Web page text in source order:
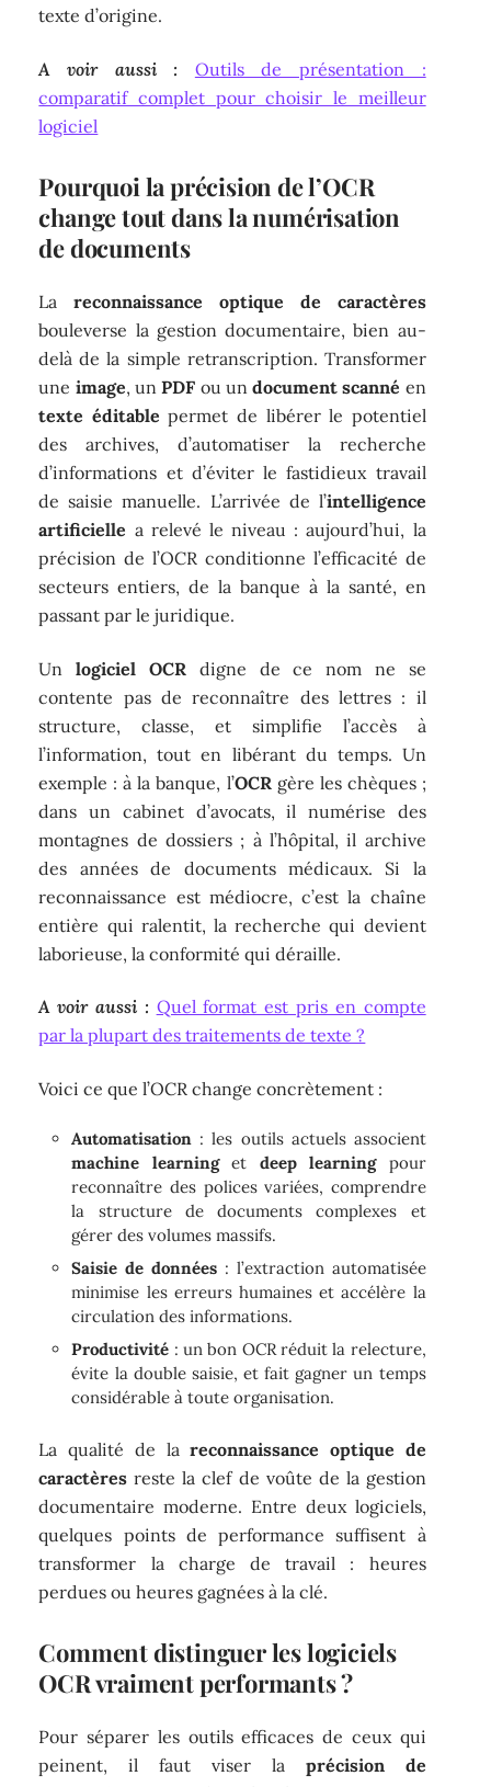
texte d’origine.
A voir aussi :
Outils de présentation :
comparatif complet pour choisir le meilleur
logiciel
Pourquoi la précision de l’OCR
change tout dans la numérisation
de documents
Lareconnaissance optique de caractères
bouleverse la gestion documentaire, bien au-
delà de la simple retranscription. Transformer
une image, unPDF ou undocument scanné en
texte éditable permet de libérer le potentiel
des archives, d’automatiser la recherche
d’informations et d’éviter le fastidieux travail
de saisie manuelle. L’arrivée de l’intelligence
artificielle a relevé le niveau : aujourd’hui, la
précision de l’OCR conditionne l’efficacité de
secteurs entiers, de la banque à la santé, en
passant par le juridique.
Unlogiciel OCRdigne de ce nom ne se
contente pas de reconnaître des lettres : il
structure, classe, et simplifie l’accès à
l’information, tout en libérant du temps. Un
exemple : à la banque, l’OCRgère les chèques ;
dans un cabinet d’avocats, il numérise des
montagnes de dossiers ; à l’hôpital, il archive
des années de documents médicaux. Si la
reconnaissance est médiocre, c’est la chaîne
entière qui ralentit, la recherche qui devient
laborieuse, la conformité qui déraille.
A voir aussi : Quel format est pris en compte
par la plupart des traitements de texte ?
Voici ce que l’OCR change concrètement :
Automatisation : les outils actuels associent
machine learninget deep learningpour
reconnaître des polices variées, comprendre
la structure de documents complexes et
gérer des volumes massifs.
Saisie de données : l’extraction automatisée
minimise les erreurs humaines et accélère la
circulation des informations.
Productivité : un bon OCR réduit la relecture,
évite la double saisie, et fait gagner un temps
considérable à toute organisation.
La qualité de lareconnaissance optique de
caractères reste la clef de voûte de la gestion
documentaire moderne. Entre deux logiciels,
quelques points de performance suffisent à
transformer la charge de travail : heures
perdues ou heures gagnées à la clé.
Comment distinguer les logiciels
OCR vraiment performants ?
Pour séparer les outils efficaces de ceux qui
peinent, il faut viser la précision de